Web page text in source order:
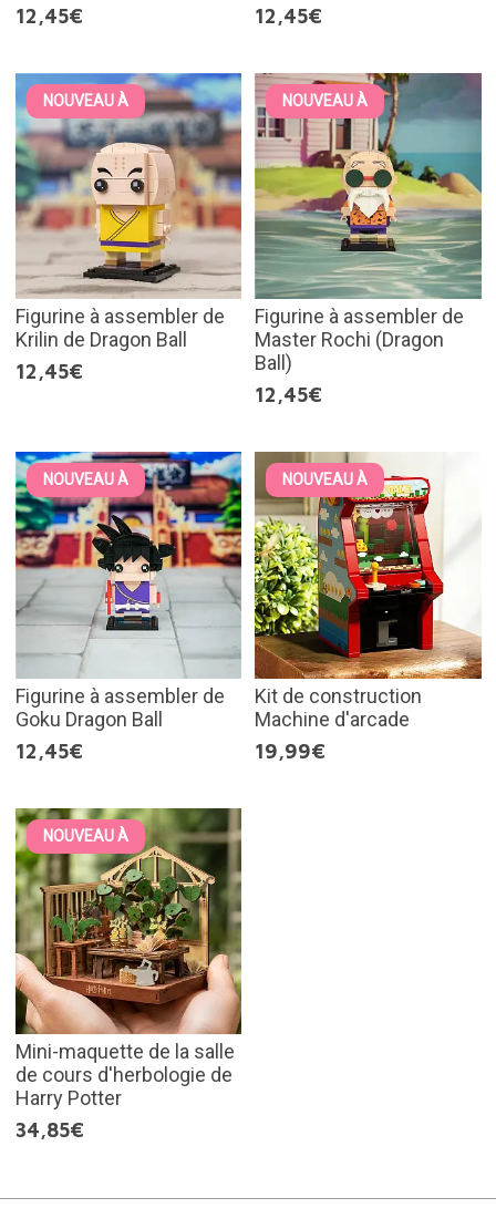
12,45€ 12,45€
NOUVEAU À
Figurine à assembler de
Krilin de Dragon Ball
12,45€
NOUVEAU À
Figurine à assembler de
Master Rochi (Dragon
Ball)
12,45€
NOUVEAU À
Figurine à assembler de
Goku Dragon Ball
12,45€
NOUVEAU À
Kit de construction
Machine d'arcade
19,99€
NOUVEAU À
Mini-maquette de la salle
de cours d'herbologie de
Harry Potter
34,85€